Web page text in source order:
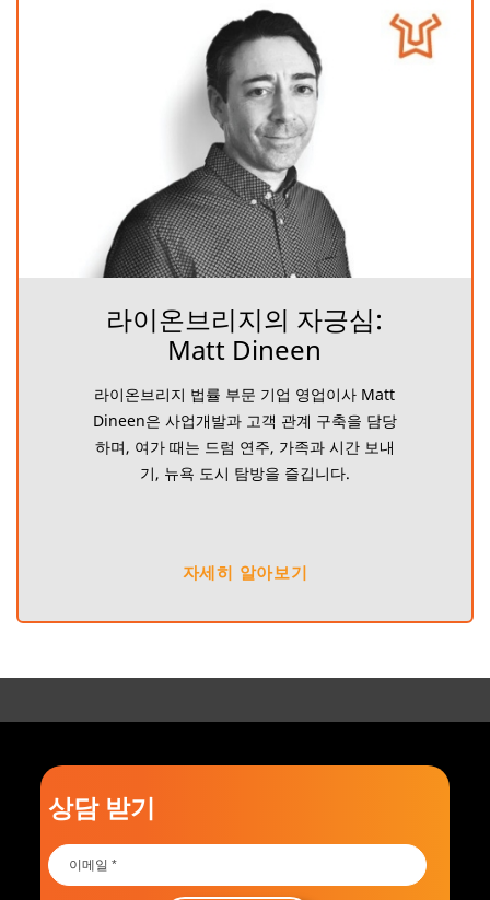
라이온브리지의 자긍심:
Matt Dineen
라이온브리지 법률 부문 기업 영업이사 Matt
Dineen은 사업개발과 고객 관계 구축을 담당
하며, 여가 때는 드럼 연주, 가족과 시간 보내
기, 뉴욕 도시 탐방을 즐깁니다.
자세히 알아보기
상담 받기